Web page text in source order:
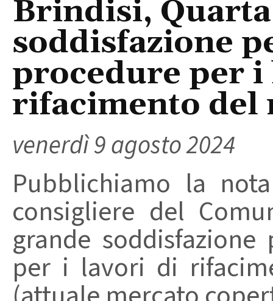
Brindisi,
soddisfazione
procedure per
rifacimento del
venerdì 9 agosto 2024
Pubblichiamo la
consigliere del
grande
per i lavori di